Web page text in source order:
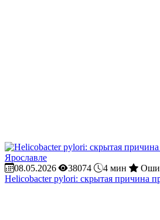
08.05.2026 38074 4 мин
Helicobacter pylori: скрытая причина